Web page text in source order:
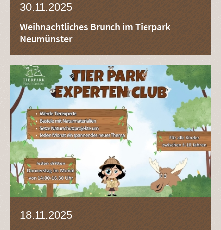
30.11.2025
Weihnachtliches Brunch im Tierpark
Neumünster
18.11.2025